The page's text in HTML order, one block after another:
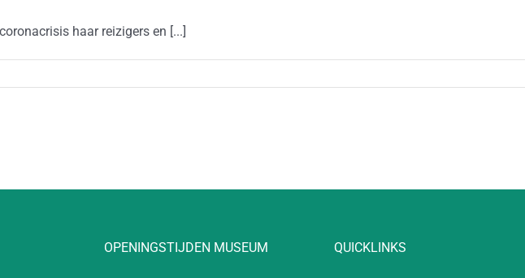
haar reizigers en [...]
OPENINGSTIJDEN MUSEUM QUICKLINKS